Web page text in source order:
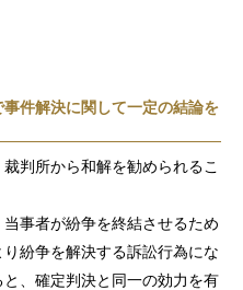
件解決に関して一定の結論を
判所から和解を勧められるこ
事者が紛争を終結させるため
紛争を解決する訴訟行為にな
、確定判決と同一の効力を有